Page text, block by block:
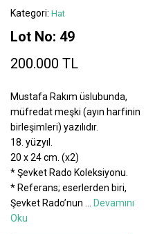
Kategori: Hat
Lot No: 49
200.000 TL
Mustafa Rakım üslubunda,
müfredat meşki (ayın harfinin
birleşimleri) yazılıdır.
18. yüzyıl.
20 x 24 cm. (x2)
* Şevket Rado Koleksiyonu.
* Referans; eserlerden biri,
Şevket Rado’nun
Devamını
Oku